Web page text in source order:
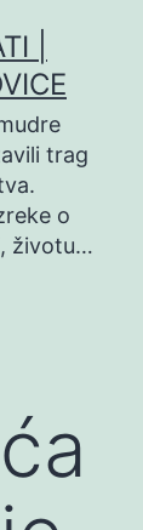
|
trag
o
životu…